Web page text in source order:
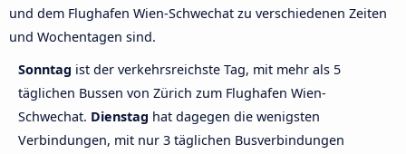
und dem Flughafen Wien-Schwechat zu verschiedenen Zeiten
und Wochentagen sind.
Sonntag ist der verkehrsreichste Tag, mit mehr als 5
täglichen Bussen von Zürich zum Flughafen Wien-
Schwechat. Dienstag hat dagegen die wenigsten
Verbindungen, mit nur 3 täglichen Busverbindungen